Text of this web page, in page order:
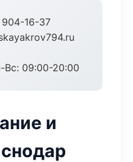
16-37
Вс: 09:00-20:00
и